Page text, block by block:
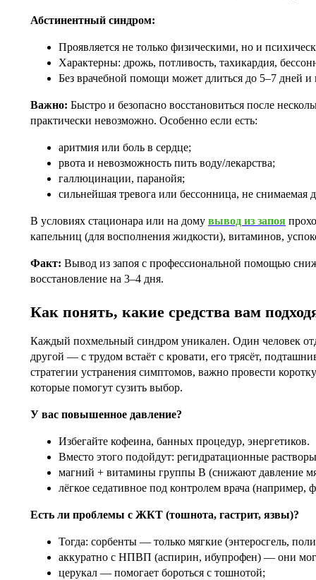
Абстинентный синдром:
Проявляется не только физическими, но и
Характерны: дрожь, потливость, тахикардия,
Без врачебной помощи может длиться до 5–7 дней и
Важно: Быстро и безопасно восстановиться после
практически невозможно. Особенно если есть:
аритмия или боль в сердце;
рвота и невозможность пить воду/лекарства;
галлюцинации, паранойя;
сильнейшая тревога или бессонница, не снимаемая
В условиях стационара или на дому вывод из запоя
капельниц (для восполнения жидкости), витаминов,
Факт: Вывод из запоя с профессиональной помощью
восстановление на 3–4 дня.
Как понять, какие средства вам
Каждый похмельный синдром уникален. Один человек
другой — с трудом встаёт с кровати, его трясёт,
стратегии устранения симптомов, важно провести
которые помогут сузить выбор.
У вас повышенное давление?
Избегайте кофеина, банных процедур, энергетиков.
Вместо этого подойдут: регидратационные
магний + витамины группы B (снижают давление
лёгкое седативное под контролем врача (например,
Есть ли проблемы с ЖКТ (тошнота, гастрит, язвы)?
Тогда: сорбенты — только мягкие (энтеросгель,
аккуратно с НПВП (аспирин, ибупрофен) — они
церукал — помогает бороться с тошнотой;